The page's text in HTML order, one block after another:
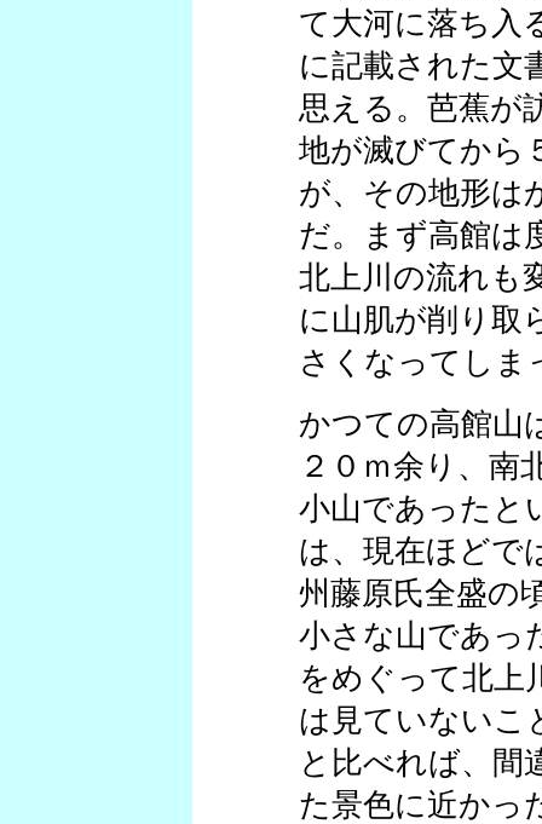
て大河に落ち入
に記載された文
思える。芭蕉が
地が滅びてから
が、その地形は
だ。まず高館は
北上川の流れも
に山肌が削り取
さくなってしま
かつての高館山
２０ｍ余り、南
小山であったと
は、現在ほどで
州藤原氏全盛の
小さな山であっ
をめぐって北上
は見ていないこ
と比べれば、間
た景色に近かっ